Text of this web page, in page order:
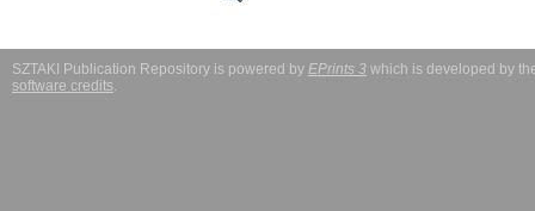
SZTAKI Publication Repository is powered by EPrints 3 which is developed by
software credits.